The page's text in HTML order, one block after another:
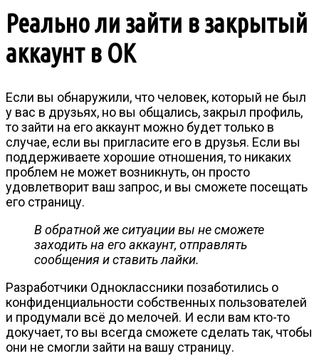
Реально ли зайти в закрытый
аккаунт в ОК
Если вы обнаружили, что человек, который не был
у вас в друзьях, но вы общались, закрыл профиль,
то зайти на его аккаунт можно будет только в
случае, если вы пригласите его в друзья. Если вы
поддерживаете хорошие отношения, то никаких
проблем не может возникнуть, он просто
удовлетворит ваш запрос, и вы сможете посещать
его страницу.
В обратной же ситуации вы не сможете
заходить на его аккаунт, отправлять
сообщения и ставить лайки.
Разработчики Одноклассники позаботились о
конфиденциальности собственных пользователей
и продумали всё до мелочей. И если вам кто-то
докучает, то вы всегда сможете сделать так, чтобы
они не смогли зайти на вашу страницу.